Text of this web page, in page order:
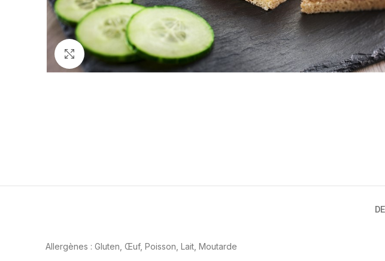
Cliquez pour agrandir
Allergènes : Gluten, Œuf, Poisson, Lait, Moutarde